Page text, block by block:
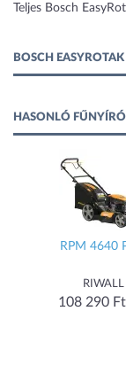
Teljes Bosch
BOSCH
HASONLÓ
RPM 4640
RIWALL
108 290